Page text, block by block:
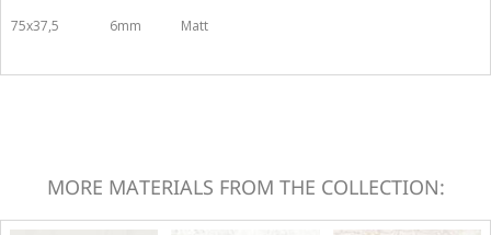
75x37,5 6mm Matt
MORE MATERIALS FROM THE COLLECTION: